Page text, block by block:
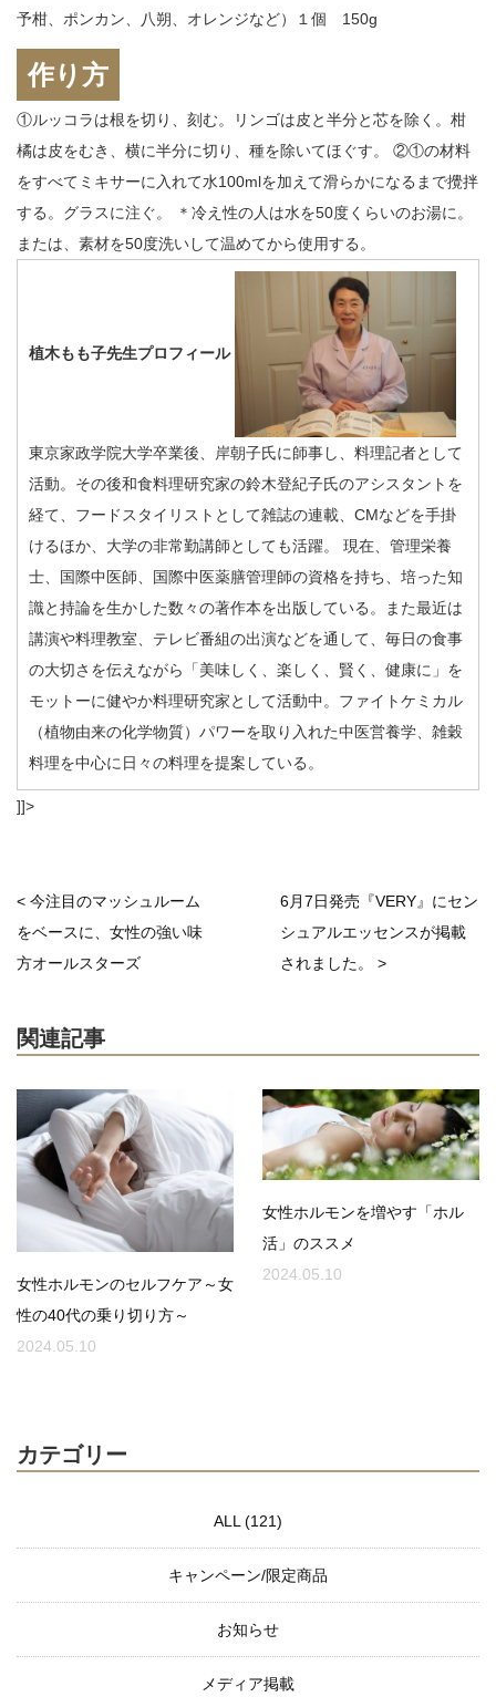
予柑、ポンカン、八朔、オレンジなど）１個 150g
作り方
①ルッコラは根を切り、刻む。リンゴは皮と半分と芯を除く。柑
橘は皮をむき、横に半分に切り、種を除いてほぐす。 ②①の材料
をすべてミキサーに入れて水100mlを加えて滑らかになるまで攪拌
する。グラスに注ぐ。 ＊冷え性の人は水を50度くらいのお湯に。
または、素材を50度洗いして温めてから使用する。
植木もも子先生プロフィール
東京家政学院大学卒業後、岸朝子氏に師事し、料理記者として
活動。その後和食料理研究家の鈴木登紀子氏のアシスタントを
経て、フードスタイリストとして雑誌の連載、CMなどを手掛
けるほか、大学の非常勤講師としても活躍。 現在、管理栄養
士、国際中医師、国際中医薬膳管理師の資格を持ち、培った知
識と持論を生かした数々の著作本を出版している。また最近は
講演や料理教室、テレビ番組の出演などを通して、毎日の食事
の大切さを伝えながら「美味しく、楽しく、賢く、健康に」を
モットーに健やか料理研究家として活動中。ファイトケミカル
（植物由来の化学物質）パワーを取り入れた中医営養学、雑穀
料理を中心に日々の料理を提案している。
]]>
< 今注目のマッシュルーム
をベースに、女性の強い味
方オールスターズ
6月7日発売『VERY』にセン
シュアルエッセンスが掲載
されました。 >
関連記事
女性ホルモンのセルフケア～女
性の40代の乗り切り方～
2024.05.10
女性ホルモンを増やす「ホル
活」のススメ
2024.05.10
カテゴリー
ALL (121)
キャンペーン/限定商品
お知らせ
メディア掲載